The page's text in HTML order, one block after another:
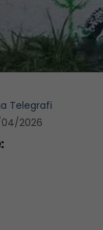
Telegrafi
04/2026